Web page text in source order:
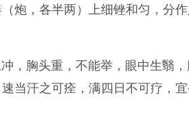
炮，各半两）上细锉和匀，分作
，胸头重，不能举，眼中生翳
当汗之可痊，满四日不可疗，宜